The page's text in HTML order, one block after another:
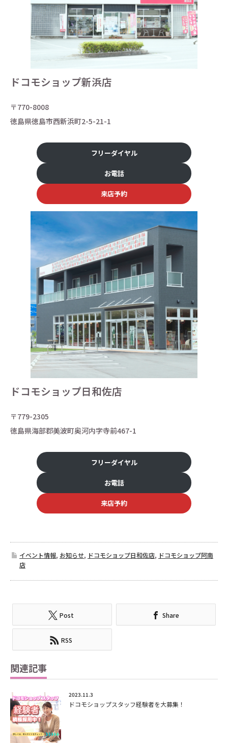
ドコモショップ新浜店
〒770-8008
徳島県徳島市西新浜町2-5-21-1
フリーダイヤル
お電話
来店予約
ドコモショップ日和佐店
〒779-2305
徳島県海部郡美波町奥河内字寺前467-1
フリーダイヤル
お電話
来店予約
イベント情報, お知らせ, ドコモショップ日和佐店, ドコモショップ阿南
店
Post Share
RSS
関連記事
2023.11.3
ドコモショップスタッフ経験者を大募集！